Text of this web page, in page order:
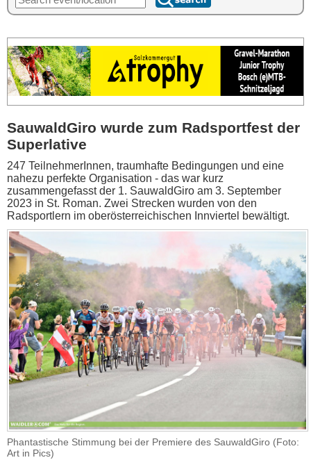
SauwaldGiro wurde zum Radsportfest der
Superlative
247 TeilnehmerInnen, traumhafte Bedingungen und eine
nahezu perfekte Organisation - das war kurz
zusammengefasst der 1. SauwaldGiro am 3. September
2023 in St. Roman. Zwei Strecken wurden von den
Radsportlern im oberösterreichischen Innviertel bewältigt.
Phantastische Stimmung bei der Premiere des SauwaldGiro (Foto:
Art in Pics)